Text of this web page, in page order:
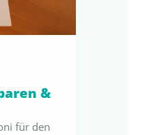
&
für den